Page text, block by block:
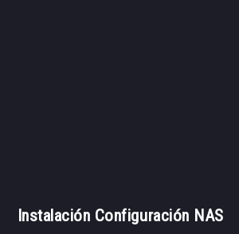
Instalación Configuración NAS